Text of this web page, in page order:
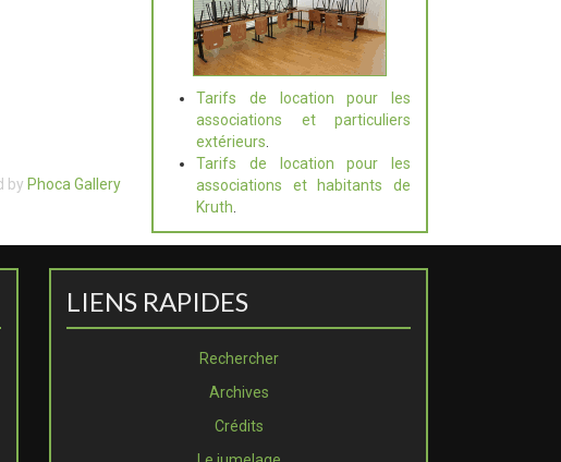
by Phoca Gallery
Tarifs de location pour les
associations et particuliers
extérieurs
Tarifs de location pour les
associations et habitants de
Kruth
LIENS RAPIDES
Rechercher
Archives
Crédits